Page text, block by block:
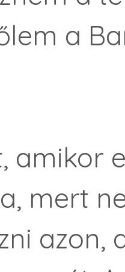
a
amikor
mert
azon,